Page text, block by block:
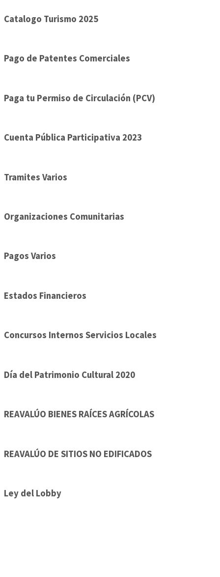
Catalogo Turismo 2025
Pago de Patentes Comerciales
Paga tu Permiso de Circulación (PCV)
Cuenta Pública Participativa 2023
Tramites Varios
Organizaciones Comunitarias
Pagos Varios
Estados Financieros
Concursos Internos Servicios Locales
Día del Patrimonio Cultural 2020
REAVALÚO BIENES RAÍCES AGRÍCOLAS
REAVALÚO DE SITIOS NO EDIFICADOS
Ley del Lobby